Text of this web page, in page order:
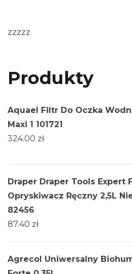
zzzzz
Produkty
Aquael Filtr Do Oczka
Maxi 1 101721
324.00 zł
Draper Draper Tools Expert
Opryskiwacz Ręczny 2,5L
82456
87.40 zł
Agrecol Uniwersalny